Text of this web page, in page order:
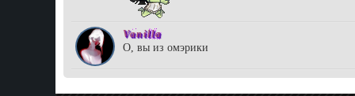
Vanilla
О, вы из омэрики